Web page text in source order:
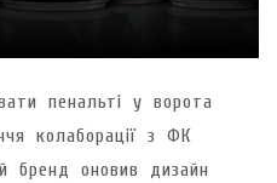
пенальті у ворота
колаборації з ФК
бренд оновив дизайн